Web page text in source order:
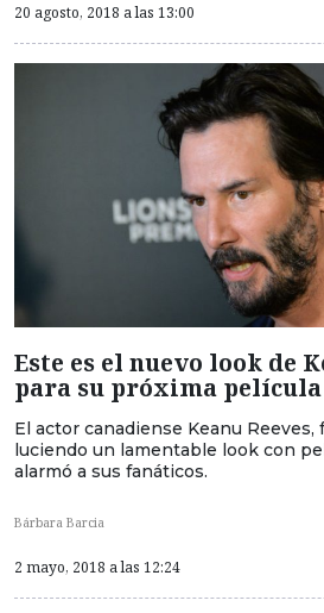
20 agosto, 2018 a las 13:00
Este es el nuevo look de
para su próxima película
El actor canadiense Keanu Reeves,
luciendo un lamentable look con
alarmó a sus fanáticos.
Bárbara Barcia
2 mayo, 2018 a las 12:24